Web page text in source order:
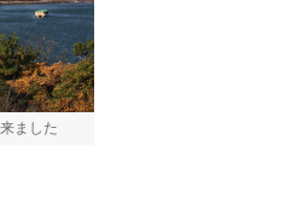
ました